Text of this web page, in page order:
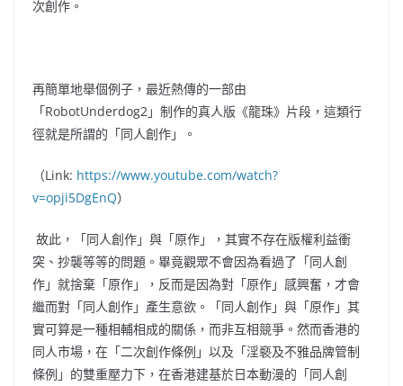
次創作。
再簡單地舉個例子，最近熱傳的一部由
「RobotUnderdog2」制作的真人版《龍珠》片段，這類行
徑就是所謂的「同人創作」。
（Link: https://www.youtube.com/watch?
v=opji5DgEnQ）
故此，「同人創作」與「原作」，其實不存在版權利益衝
突、抄襲等等的問題。畢竟觀眾不會因為看過了「同人創
作」就捨棄「原作」，反而是因為對「原作」感興奮，才會
繼而對「同人創作」產生意欲。「同人創作」與「原作」其
實可算是一種相輔相成的關係，而非互相競爭。然而香港的
同人市場，在「二次創作條例」以及「淫褻及不雅品牌管制
條例」的雙重壓力下，在香港建基於日本動漫的「同人創